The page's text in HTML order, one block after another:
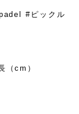
#ピックル
（cm）